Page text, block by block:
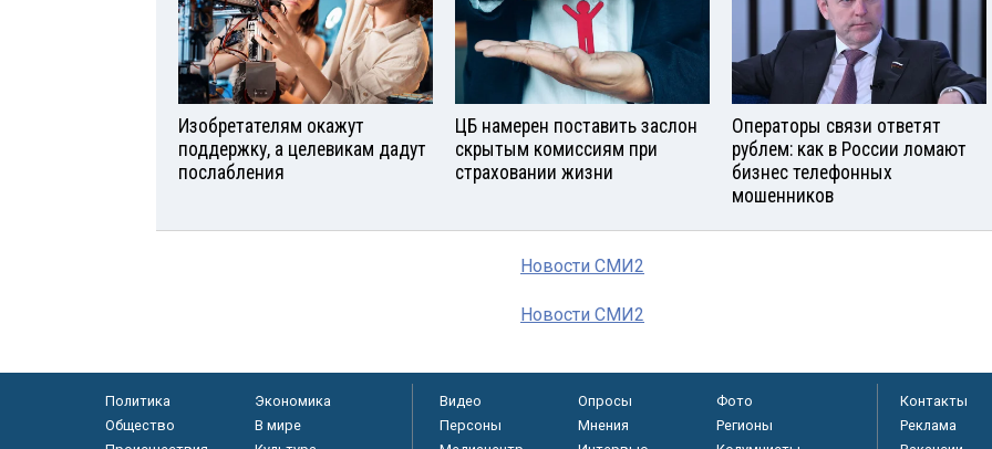
Изобретателям окажут
поддержку, а целевикам дадут
послабления
ЦБ намерен поставить заслон
скрытым комиссиям при
страховании жизни
Операторы связи ответят
рублем: как в России ломают
бизнес телефонных
мошенников
Новости СМИ2
Новости СМИ2
Политика
Экономика
Общество
В мире
Видео Опросы
Фото
Персоны
Мнения
Регионы
Контакты
Реклама